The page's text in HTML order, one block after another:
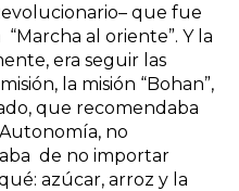
que fue
al oriente”. Y la
era seguir las
la misión “Bohan”,
que recomendaba
no
de no importar
azúcar, arroz y la